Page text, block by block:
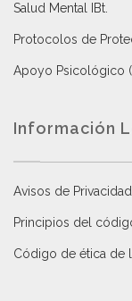
Salud Mental IBt
Protocolos de
Apoyo Psicológico
Información
Avisos de Privacidad
Principios del
Código de ética de